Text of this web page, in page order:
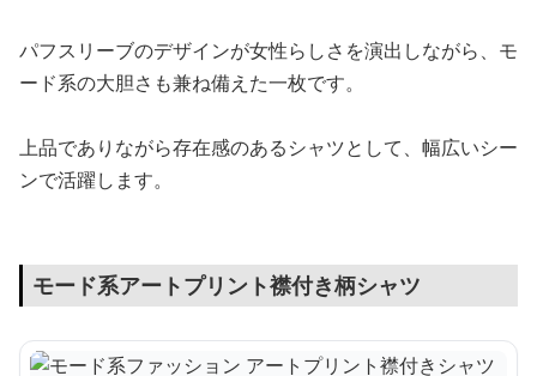
パフスリーブのデザインが女性らしさを演出しながら、モ
ード系の大胆さも兼ね備えた一枚です。
上品でありながら存在感のあるシャツとして、幅広いシー
ンで活躍します。
モード系アートプリント襟付き柄シャツ